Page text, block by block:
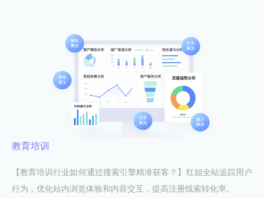
教育培训
【教育培训行业如何通过搜索引擎精准获客？】红姐全站追踪用户
行为，优化站内浏览体验和内容交互，提高注册线索转化率。